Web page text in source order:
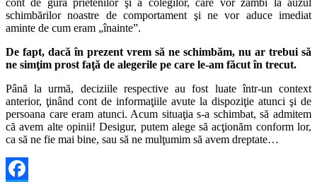
schimbărilor noastre de comportament şi ne vor aduce imediat
aminte de cum eram „înainte”.
De fapt, dacă în prezent vrem să ne schimbăm, nu ar trebui să
ne simţim prost faţă de alegerile pe care le-am făcut în trecut.
Până la urmă, deciziile respective au fost luate într-un context
anterior, ţinând cont de informaţiile avute la dispoziţie atunci şi de
persoana care eram atunci. Acum situaţia s-a schimbat, să admitem
că avem alte opinii! Desigur, putem alege să acţionăm conform lor,
ca să ne fie mai bine, sau să ne mulţumim să avem dreptate…